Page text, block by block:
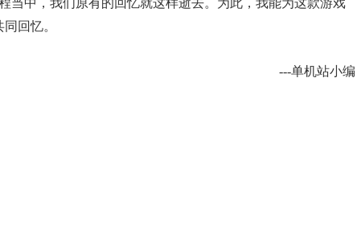
当中，我们原有的回忆就这样逝去。为此，我能为这款游戏
回忆。
---单机站小编
线，回馈18年天下老头